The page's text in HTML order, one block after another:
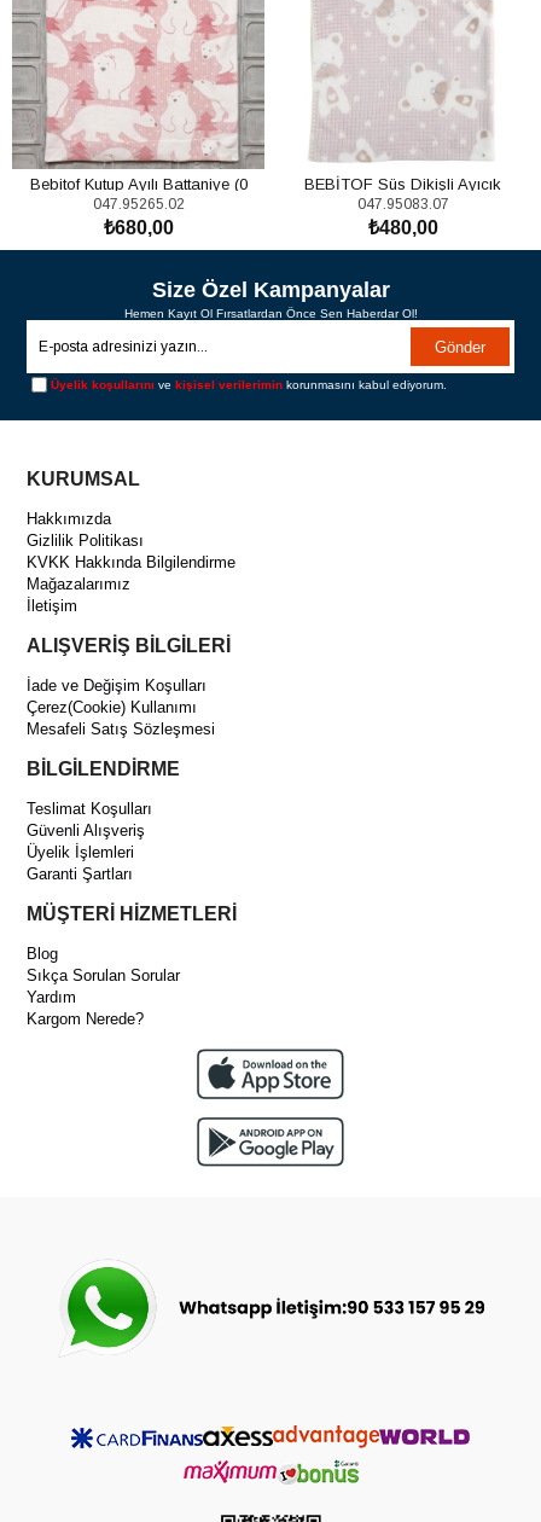
Bebitof Kutup Ayılı Battaniye (0
Ay+)
047.95265.02
₺680,00
SEPETE EKLE
BEBİTOF Süs Dikişli Ayıcık
Battaniye
047.95083.07
₺480,00
SEPETE EKLE
Size Özel Kampanyalar
Hemen Kayıt Ol Fırsatlardan Önce Sen Haberdar Ol!
Gönder
Üyelik koşullarını ve kişisel verilerimin korunmasını kabul ediyorum.
KURUMSAL
Hakkımızda
Gizlilik Politikası
KVKK Hakkında Bilgilendirme
Mağazalarımız
İletişim
ALIŞVERİŞ BİLGİLERİ
İade ve Değişim Koşulları
Çerez(Cookie) Kullanımı
Mesafeli Satış Sözleşmesi
BİLGİLENDİRME
Teslimat Koşulları
Güvenli Alışveriş
Üyelik İşlemleri
Garanti Şartları
MÜŞTERİ HİZMETLERİ
Blog
Sıkça Sorulan Sorular
Yardım
Kargom Nerede?